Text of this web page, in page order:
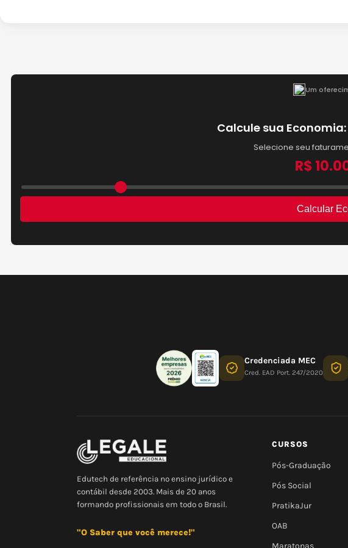
Credenciada MEC
Cred. EAD Port. 247/2020
Edutech de referência no ensino jurídico e
contábil desde 2003. Mais de 20 anos
formando profissionais em todo o Brasil.
"O Saber que você merece!"
CURSOS
Pós-Graduação
Pós Social
PratikaJur
OAB
Maratonas